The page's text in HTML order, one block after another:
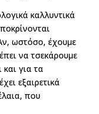
καλλυντικά
ωστόσο, έχουμε
να τσεκάρουμε
για τα
εξαιρετικά
που